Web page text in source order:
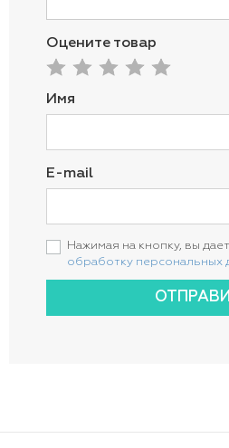
Оцените товар
Имя
E-mail
Нажимая на кнопку, вы
обработку персональных